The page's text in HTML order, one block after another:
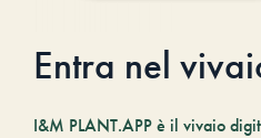
Entra nel
I&M PLANT.APP è il vivaio